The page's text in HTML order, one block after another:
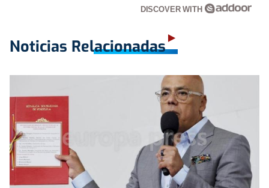
DISCOVER WITH
Noticias Relacionadas